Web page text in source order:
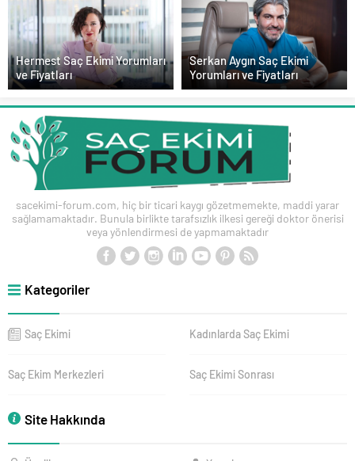
Hermest Saç Ekimi Yorumları
ve Fiyatları
Serkan Aygın Saç Ekimi
Yorumları ve Fiyatları
sacekimi-forum.com, hiç bir ticari kaygı gözetmemekte, maddi yarar
sağlamamaktadır. Bunula birlikte tarafsızlık ilkesi gereği doktor önerisi
veya yönlendirmesi de yapmamaktadır
Kategoriler
Saç Ekimi Kadınlarda Saç Ekimi
Saç Ekim Merkezleri Saç Ekimi Sonrası
Site Hakkında